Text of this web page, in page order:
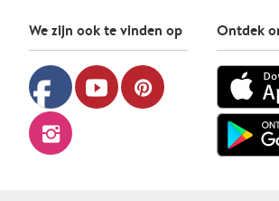
We zijn ook te vinden op
facebook youtube pinterest
instagram
Ontdek